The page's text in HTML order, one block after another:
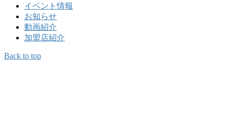
イベント情報
お知らせ
動画紹介
加盟店紹介
Back to top